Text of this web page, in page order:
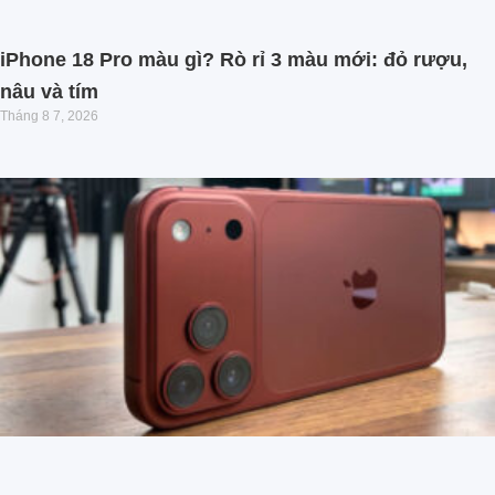
iPhone 18 Pro màu gì? Rò rỉ 3 màu mới: đỏ rượu,
nâu và tím
Tháng 8 7, 2026